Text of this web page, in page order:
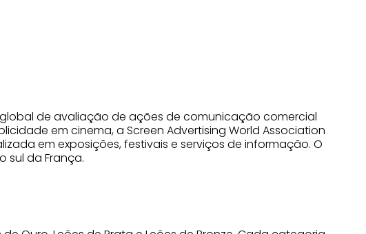
de avaliação de ações de comunicação comercial
em cinema, a Screen Advertising World Association
em exposições, festivais e serviços de informação. O
sul da França.